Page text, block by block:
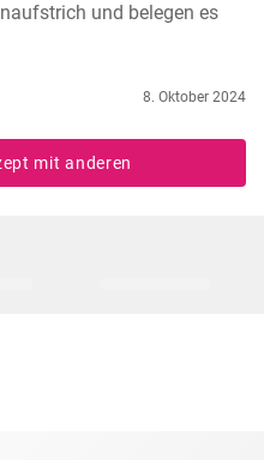
und belegen es
8. Oktober 2024
mit anderen